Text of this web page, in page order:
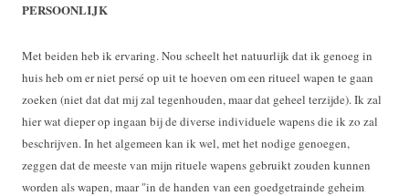
PERSOONLIJK
Met beiden heb ik ervaring. Nou scheelt het natuurlijk dat ik genoeg in
huis heb om er niet persé op uit te hoeven om een ritueel wapen te gaan
zoeken (niet dat dat mij zal tegenhouden, maar dat geheel terzijde). Ik zal
hier wat dieper op ingaan bij de diverse individuele wapens die ik zo zal
beschrijven. In het algemeen kan ik wel, met het nodige genoegen,
zeggen dat de meeste van mijn rituele wapens gebruikt zouden kunnen
worden als wapen, maar "in de handen van een goedgetrainde geheim